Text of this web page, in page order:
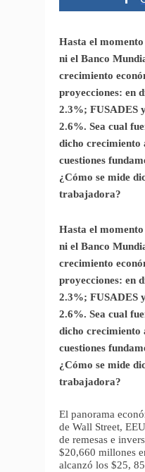
Hasta el
ni el Banco
crecimiento
proyecciones: en
2.3%; FUSADES
2.6%. Sea cual
dicho crecimiento
cuestiones
¿Cómo se mide
trabajadora?
Hasta el
ni el Banco
crecimiento
proyecciones: en
2.3%; FUSADES
2.6%. Sea cual
dicho crecimiento
cuestiones
¿Cómo se mide
trabajadora?
El panorama
de Wall Street,
de remesas e
$20,660 millones
alcanzó los $25,